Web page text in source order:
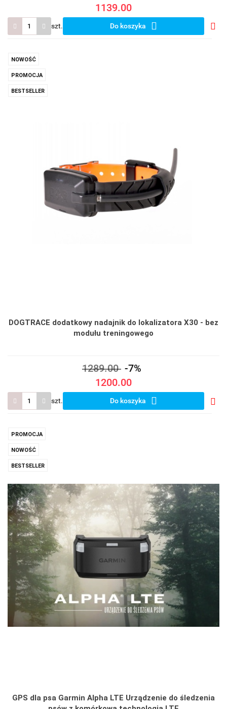
1139.00
szt. Do koszyka
NOWOŚĆ
PROMOCJA
BESTSELLER
DOGTRACE dodatkowy nadajnik do lokalizatora X30 - bez
modułu treningowego
1289.00 -7%
1200.00
szt. Do koszyka
PROMOCJA
NOWOŚĆ
BESTSELLER
GPS dla psa Garmin Alpha LTE Urządzenie do śledzenia